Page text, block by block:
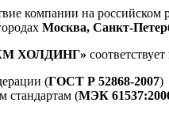
компании на российском
Москва, Санкт-
ХОЛДИНГ»
(ГОСТ Р 52868-2007)
стандартам (МЭК